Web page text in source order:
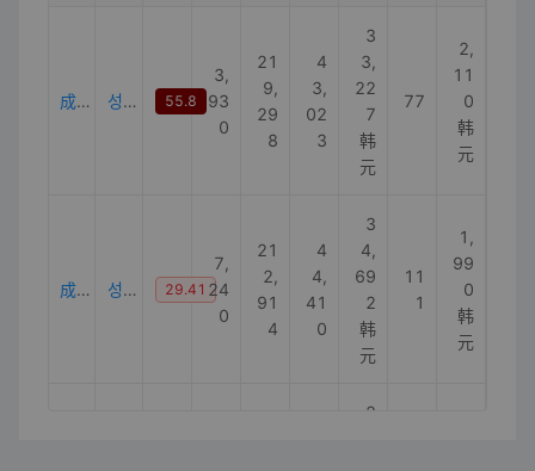
成人尿布 성인기저귀 55.8
3,
93
0
21
9,
29
8
4
3,
02
3
3
3,
22
7
韩
元
77
2,
11
0
韩
元
成人用尿布 성인용기저귀 29.41
7,
24
0
21
2,
91
4
4
4,
41
0
3
4,
69
2
韩
元
11
1
1,
99
0
韩
元
2